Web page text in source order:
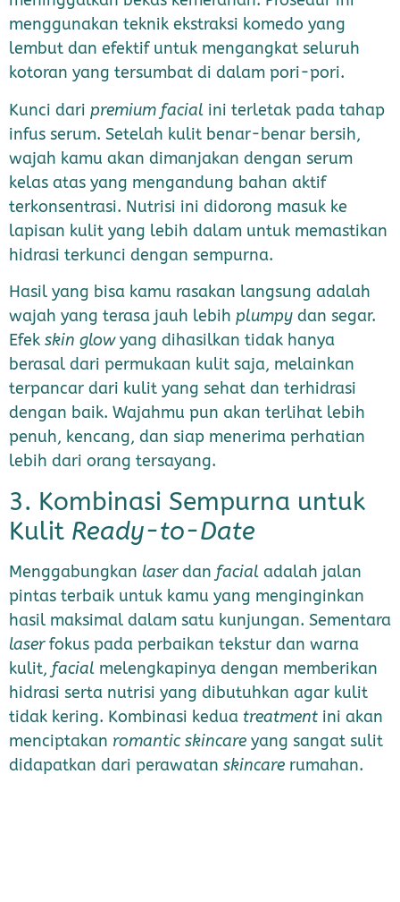
menggunakan teknik ekstraksi komedo yang
lembut dan efektif untuk mengangkat seluruh
kotoran yang tersumbat di dalam pori-pori.
Kunci dari premium facial ini terletak pada tahap
infus serum. Setelah kulit benar-benar bersih,
wajah kamu akan dimanjakan dengan serum
kelas atas yang mengandung bahan aktif
terkonsentrasi. Nutrisi ini didorong masuk ke
lapisan kulit yang lebih dalam untuk memastikan
hidrasi terkunci dengan sempurna.
Hasil yang bisa kamu rasakan langsung adalah
wajah yang terasa jauh lebih plumpy dan segar.
Efek skin glowyang dihasilkan tidak hanya
berasal dari permukaan kulit saja, melainkan
terpancar dari kulit yang sehat dan terhidrasi
dengan baik. Wajahmu pun akan terlihat lebih
penuh, kencang, dan siap menerima perhatian
lebih dari orang tersayang.
3. Kombinasi Sempurna untuk
Kulit Ready-to-Date
Menggabungkan laserdan facial adalah jalan
pintas terbaik untuk kamu yang menginginkan
hasil maksimal dalam satu kunjungan. Sementara
laserfokus pada perbaikan tekstur dan warna
kulit, facial melengkapinya dengan memberikan
hidrasi serta nutrisi yang dibutuhkan agar kulit
tidak kering. Kombinasi kedua treatment ini akan
menciptakan romantic skincare yang sangat sulit
didapatkan dari perawatan skincare rumahan.